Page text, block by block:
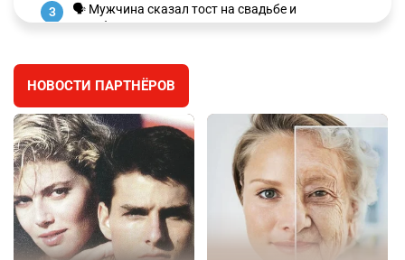
3
🗣 Мужчина сказал тост на свадьбе и
заработал уголовное дело
🐏 Скота больше, а мясо дороже. Почему в
Казахстане продолжают расти цены на
баранину и конину
2740
5
⚠️ Доброе утро, друзья! Предлагаем обзор
главных новостей за 4 августа
2828 0 1
НОВОСТИ ПАРТНЁРОВ